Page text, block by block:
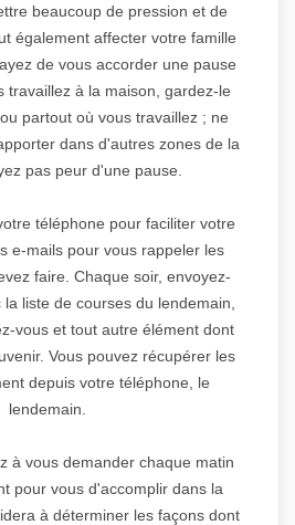
beaucoup de pression et de
également affecter votre famille
de vous accorder une pause
travaillez à la maison, gardez-le
partout où vous travaillez ; ne
dans d'autres zones de la
pas peur d'une pause.
téléphone pour faciliter votre
e-mails pour vous rappeler les
faire. Chaque soir, envoyez-
liste de courses du lendemain,
vous et tout autre élément dont
Vous pouvez récupérer les
depuis votre téléphone, le
lendemain.
à vous demander chaque matin
pour vous d'accomplir dans la
à déterminer les façons dont